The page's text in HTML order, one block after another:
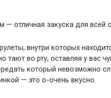
отличная закуска для всей
внутри которых
тают во рту, оставляя у вас
который невозможно
— это о-очень вкусно.